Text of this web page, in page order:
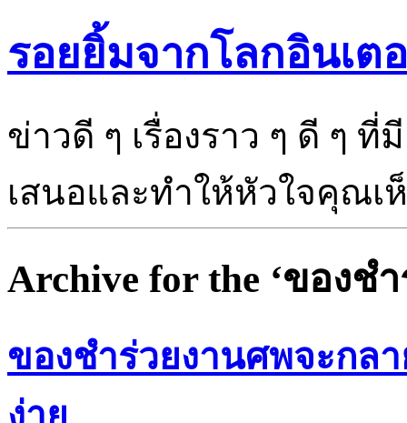
รอยยิ้มจากโลกอินเต
ข่าวดี ๆ เรื่องราว ๆ ดี ๆ
เสนอและทำให้หัวใจคุณเ
Archive for the ‘ของช
ของชำร่วยงานศพจะกล